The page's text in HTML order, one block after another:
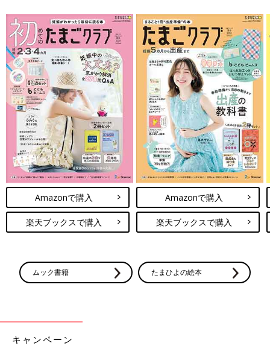
chiiiさんはバースデイで水筒をGET！人気ブランド
「futafuta（フタフタ）」の水筒だそうで、価格は2,519円だっ
たとのこと。くまがモチーフになった総柄デザインやくすみピン
クの色合いが可愛らしいですよね♪
機能性だけでなく、デザインやカラーまで可愛らしい水筒ばかり
で迷っちゃいそうですよね！お子さんと一緒に選んでみるのも楽
しそうです♪ ぜひみなさんもおしゃれな水筒でこの夏を乗り切っ
てくださいね！
(文・浜本なつき)
●記事内容でご紹介している投稿、リンク先は、削除される場合
があります。あらかじめご了承ください。
●記事の内容は2023年6月の情報で、現在と異なる場合がありま
Amazonで購入
楽天ブックスで購入
Amazonで購入
楽天ブックスで購入
ムック書籍 たまひよの絵本
キャンペーン